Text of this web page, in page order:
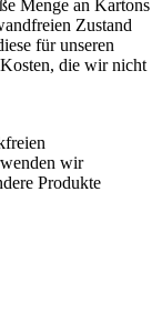
Menge an Kartons
Zustand
für unseren
die wir nicht
wir
Produkte